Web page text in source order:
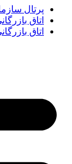
پرتال
اتاق
اتاق